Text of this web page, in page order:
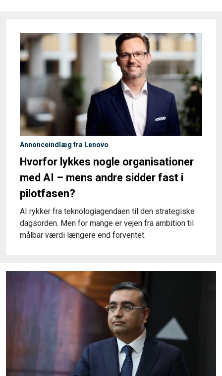
Annonceindlæg fra Lenovo
Hvorfor lykkes nogle organisationer
med AI – mens andre sidder fast i
pilotfasen?
AI rykker fra teknologiagendaen til den strategiske
dagsorden. Men for mange er vejen fra ambition til
målbar værdi længere end forventet.